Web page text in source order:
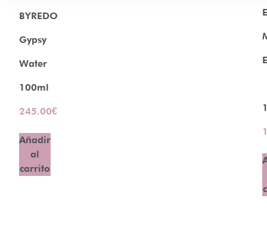
BYREDO
Gypsy
Water
100ml
245.00€
Añadir
al
carrito